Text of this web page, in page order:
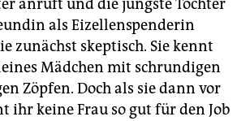
anruft und die jüngste Tochter
als Eizellenspenderin
zunächst skeptisch. Sie kennt
Mädchen mit schrundigen
Zöpfen. Doch als sie dann vor
ihr keine Frau so gut für den Job